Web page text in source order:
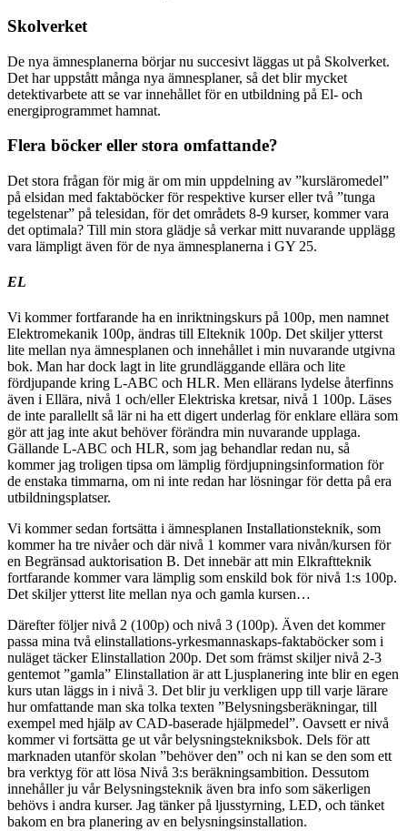
Skolverket
De nya ämnesplanerna börjar nu succesivt läggas ut på Skolverket.
Det har uppstått många nya ämnesplaner, så det blir mycket
detektivarbete att se var innehållet för en utbildning på El- och
energiprogrammet hamnat.
Flera böcker eller stora omfattande?
Det stora frågan för mig är om min uppdelning av ”kursläromedel”
på elsidan med faktaböcker för respektive kurser eller två ”tunga
tegelstenar” på telesidan, för det områdets 8-9 kurser, kommer vara
det optimala? Till min stora glädje så verkar mitt nuvarande upplägg
vara lämpligt även för de nya ämnesplanerna i GY 25.
EL
Vi kommer fortfarande ha en inriktningskurs på 100p, men namnet
Elektromekanik 100p, ändras till Elteknik 100p. Det skiljer ytterst
lite mellan nya ämnesplanen och innehållet i min nuvarande utgivna
bok. Man har dock lagt in lite grundläggande ellära och lite
fördjupande kring L-ABC och HLR. Men ellärans lydelse återfinns
även i Ellära, nivå 1 och/eller Elektriska kretsar, nivå 1 100p. Läses
de inte parallellt så lär ni ha ett digert underlag för enklare ellära som
gör att jag inte akut behöver förändra min nuvarande upplaga.
Gällande L-ABC och HLR, som jag behandlar redan nu, så
kommer jag troligen tipsa om lämplig fördjupningsinformation för
de enstaka timmarna, om ni inte redan har lösningar för detta på era
utbildningsplatser.
Vi kommer sedan fortsätta i ämnesplanen Installationsteknik, som
kommer ha tre nivåer och där nivå 1 kommer vara nivån/kursen för
en Begränsad auktorisation B. Det innebär att min Elkraftteknik
fortfarande kommer vara lämplig som enskild bok för nivå 1:s 100p.
Det skiljer ytterst lite mellan nya och gamla kursen…
Därefter följer nivå 2 (100p) och nivå 3 (100p). Även det kommer
passa mina två elinstallations-yrkesmannaskaps-faktaböcker som i
nuläget täcker Elinstallation 200p. Det som främst skiljer nivå 2-3
gentemot ”gamla” Elinstallation är att Ljusplanering inte blir en egen
kurs utan läggs in i nivå 3. Det blir ju verkligen upp till varje lärare
hur omfattande man ska tolka texten ”Belysningsberäkningar, till
exempel med hjälp av CAD-baserade hjälpmedel”. Oavsett er nivå
kommer vi fortsätta ge ut vår belysningstekniksbok. Dels för att
marknaden utanför skolan ”behöver den” och ni kan se den som ett
bra verktyg för att lösa Nivå 3:s beräkningsambition. Dessutom
innehåller ju vår Belysningsteknik även bra info som säkerligen
behövs i andra kurser. Jag tänker på ljusstyrning, LED, och tänket
bakom en bra planering av en belysningsinstallation.